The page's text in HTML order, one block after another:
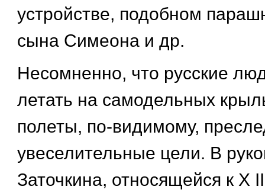
устройстве, подобном
сына Симеона и др.
Несомненно, что русские
летать на самодельных
полеты, по-видимому,
увеселительные цели. В
Заточкина, относящейся к Х